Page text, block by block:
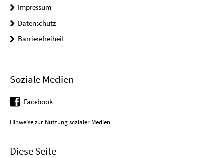
Impressum
Datenschutz
Barrierefreiheit
Soziale Medien
Facebook
Hinweise zur Nutzung sozialer Medien
Diese Seite